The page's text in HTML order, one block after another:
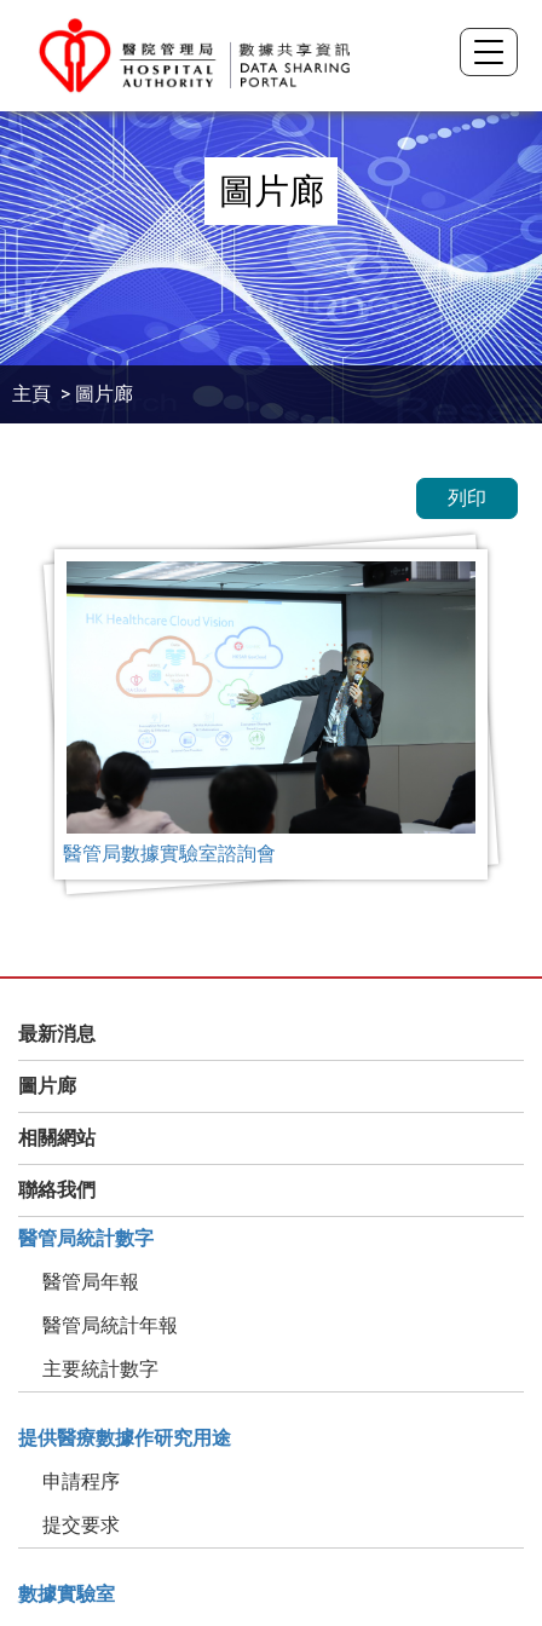
主頁 > 圖片廊
圖片廊
列印
醫管局數據實驗室諮詢會
最新消息
圖片廊
相關網站
聯絡我們
醫管局統計數字
醫管局年報
醫管局統計年報
主要統計數字
提供醫療數據作研究用途
申請程序
提交要求
數據實驗室